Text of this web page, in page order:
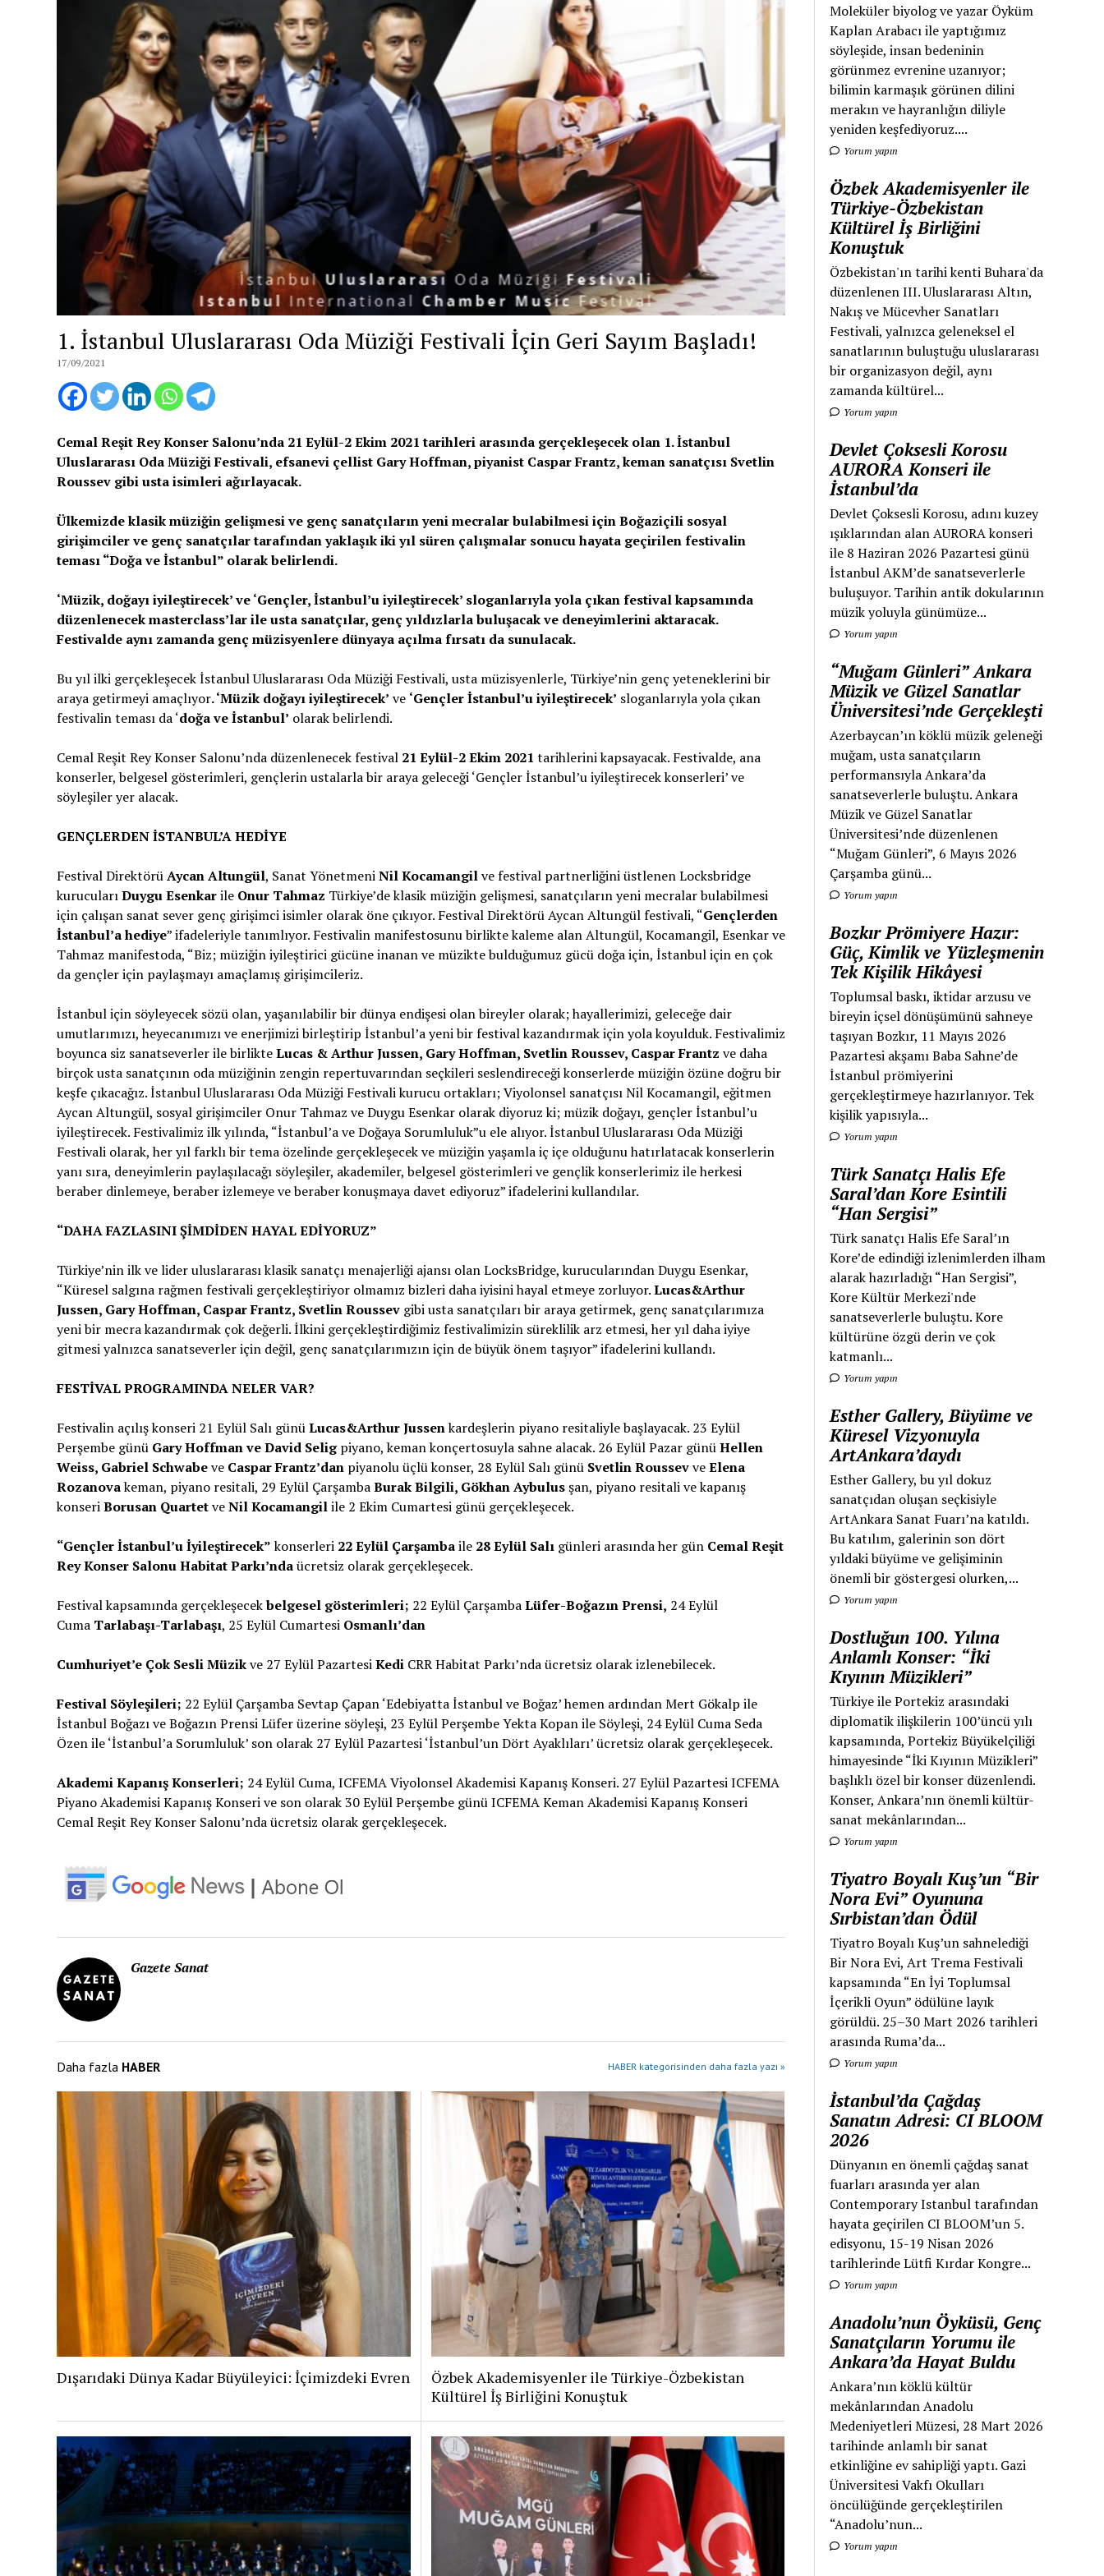
1. İstanbul Uluslararası Oda Müziği Festivali İçin Geri Sayım Başladı!
17/09/2021
Cemal Reşit Rey Konser Salonu’nda 21 Eylül-2 Ekim 2021 tarihleri arasında gerçekleşecek olan 1. İstanbul
Uluslararası Oda Müziği Festivali, efsanevi çellist Gary Hoffman, piyanist Caspar Frantz, keman sanatçısı Svetlin
Roussev gibi usta isimleri ağırlayacak.
Ülkemizde klasik müziğin gelişmesi ve genç sanatçıların yeni mecralar bulabilmesi için Boğaziçili sosyal
girişimciler ve genç sanatçılar tarafından yaklaşık iki yıl süren çalışmalar sonucu hayata geçirilen festivalin
teması “Doğa ve İstanbul” olarak belirlendi.
‘Müzik, doğayı iyileştirecek’ ve ‘Gençler, İstanbul’u iyileştirecek’ sloganlarıyla yola çıkan festival kapsamında
düzenlenecek masterclass’lar ile usta sanatçılar, genç yıldızlarla buluşacak ve deneyimlerini aktaracak.
Festivalde aynı zamanda genç müzisyenlere dünyaya açılma fırsatı da sunulacak.
Bu yıl ilki gerçekleşecek İstanbul Uluslararası Oda Müziği Festivali, usta müzisyenlerle, Türkiye’nin genç yeteneklerini bir
araya getirmeyi amaçlıyor. ‘Müzik doğayı iyileştirecek’ ve ‘Gençler İstanbul’u iyileştirecek’ sloganlarıyla yola çıkan
festivalin teması da ‘doğa ve İstanbul’ olarak belirlendi.
Cemal Reşit Rey Konser Salonu’nda düzenlenecek festival 21 Eylül-2 Ekim 2021 tarihlerini kapsayacak. Festivalde, ana
konserler, belgesel gösterimleri, gençlerin ustalarla bir araya geleceği ‘Gençler İstanbul’u iyileştirecek konserleri’ ve
söyleşiler yer alacak.
GENÇLERDEN İSTANBUL’A HEDİYE
Festival DirektörüAycan Altungül, Sanat YönetmeniNil Kocamangilve festival partnerliğini üstlenen Locksbridge
kurucularıDuygu Esenkarile Onur Tahmaz Türkiye’de klasik müziğin gelişmesi, sanatçıların yeni mecralar bulabilmesi
için çalışan sanat sever genç girişimci isimler olarak öne çıkıyor. Festival Direktörü Aycan Altungül festivali, “Gençlerden
İstanbul’a hediye” ifadeleriyle tanımlıyor. Festivalin manifestosunu birlikte kaleme alan Altungül, Kocamangil, Esenkar ve
Tahmaz manifestoda, “Biz; müziğin iyileştirici gücüne inanan ve müzikte bulduğumuz gücü doğa için, İstanbul için en çok
da gençler için paylaşmayı amaçlamış girişimcileriz.
İstanbul için söyleyecek sözü olan, yaşanılabilir bir dünya endişesi olan bireyler olarak; hayallerimizi, geleceğe dair
umutlarımızı, heyecanımızı ve enerjimizi birleştirip İstanbul’a yeni bir festival kazandırmak için yola koyulduk. Festivalimiz
boyunca siz sanatseverler ile birlikteLucas & Arthur Jussen, Gary Hoffman, Svetlin Roussev, Caspar Frantz ve daha
birçok usta sanatçının oda müziğinin zengin repertuvarından seçkileri seslendireceği konserlerde müziğin özüne doğru bir
keşfe çıkacağız. İstanbul Uluslararası Oda Müziği Festivali kurucu ortakları; Viyolonsel sanatçısı Nil Kocamangil, eğitmen
Aycan Altungül, sosyal girişimciler Onur Tahmaz ve Duygu Esenkar olarak diyoruz ki; müzik doğayı, gençler İstanbul’u
iyileştirecek. Festivalimiz ilk yılında, “İstanbul’a ve Doğaya Sorumluluk”u ele alıyor. İstanbul Uluslararası Oda Müziği
Festivali olarak, her yıl farklı bir tema özelinde gerçekleşecek ve müziğin yaşamla iç içe olduğunu hatırlatacak konserlerin
yanı sıra, deneyimlerin paylaşılacağı söyleşiler, akademiler, belgesel gösterimleri ve gençlik konserlerimiz ile herkesi
beraber dinlemeye, beraber izlemeye ve beraber konuşmaya davet ediyoruz” ifadelerini kullandılar.
“DAHA FAZLASINI ŞİMDİDEN HAYAL EDİYORUZ”
Türkiye’nin ilk ve lider uluslararası klasik sanatçı menajerliği ajansı olan LocksBridge, kurucularından Duygu Esenkar,
“Küresel salgına rağmen festivali gerçekleştiriyor olmamız bizleri daha iyisini hayal etmeye zorluyor.Lucas&Arthur
Jussen, Gary Hoffman, Caspar Frantz, Svetlin Roussevgibi usta sanatçıları bir araya getirmek, genç sanatçılarımıza
yeni bir mecra kazandırmak çok değerli. İlkini gerçekleştirdiğimiz festivalimizin süreklilik arz etmesi, her yıl daha iyiye
gitmesi yalnızca sanatseverler için değil, genç sanatçılarımızın için de büyük önem taşıyor” ifadelerini kullandı.
FESTİVAL PROGRAMINDA NELER VAR?
Festivalin açılış konseri 21 Eylül Salı günüLucas&Arthur Jussenkardeşlerin piyano resitaliyle başlayacak. 23 Eylül
Perşembe günü Gary Hoffman ve David Seligpiyano, keman konçertosuyla sahne alacak. 26 Eylül Pazar günüHellen
Weiss, Gabriel Schwabeve Caspar Frantz’danpiyanolu üçlü konser, 28 Eylül Salı günü Svetlin RoussevveElena
Rozanovakeman, piyano resitali, 29 Eylül ÇarşambaBurak Bilgili, Gökhan Aybulusşan, piyano resitali ve kapanış
konseriBorusan QuartetveNil Kocamangilile 2 Ekim Cumartesi günü gerçekleşecek.
“Gençler İstanbul’u İyileştirecek”konserleri 22 Eylül Çarşambaile 28 Eylül Salıgünleri arasında her gün Cemal Reşit
Rey Konser Salonu Habitat Parkı’ndaücretsiz olarak gerçekleşecek.
Festival kapsamında gerçekleşecekbelgesel gösterimleri; 22 Eylül ÇarşambaLüfer-Boğazın Prensi, 24 Eylül
Cuma Tarlabaşı-Tarlabaşı, 25 Eylül Cumartesi Osmanlı’dan
Cumhuriyet’e Çok Sesli Müzikve 27 Eylül PazartesiKediCRR Habitat Parkı’nda ücretsiz olarak izlenebilecek.
Festival Söyleşileri; 22 Eylül Çarşamba Sevtap Çapan ‘Edebiyatta İstanbul ve Boğaz’ hemen ardından Mert Gökalp ile
İstanbul Boğazı ve Boğazın Prensi Lüfer üzerine söyleşi, 23 Eylül Perşembe Yekta Kopan ile Söyleşi, 24 Eylül Cuma Seda
Özen ile ‘İstanbul’a Sorumluluk’ son olarak 27 Eylül Pazartesi ‘İstanbul’un Dört Ayaklıları’ ücretsiz olarak gerçekleşecek.
Akademi Kapanış Konserleri; 24 Eylül Cuma, ICFEMA Viyolonsel Akademisi Kapanış Konseri. 27 Eylül Pazartesi ICFEMA
Piyano Akademisi Kapanış Konseri ve son olarak 30 Eylül Perşembe günü ICFEMA Keman Akademisi Kapanış Konseri
Cemal Reşit Rey Konser Salonu’nda ücretsiz olarak gerçekleşecek.
Gazete Sanat
Daha fazla HABER HABER kategorisinden daha fazla yazı »
Dışarıdaki Dünya Kadar Büyüleyici: İçimizdeki Evren
Özbek Akademisyenler ile Türkiye-Özbekistan
Kültürel İş Birliğini Konuştuk
Moleküler biyolog ve yazar Öyküm
Kaplan Arabacı ile yaptığımız
söyleşide, insan bedeninin
görünmez evrenine uzanıyor;
bilimin karmaşık görünen dilini
merakın ve hayranlığın diliyle
yeniden keşfediyoruz....
Yorum yapın
Özbek Akademisyenler ile
Türkiye-Özbekistan
Kültürel İş Birliğini
Konuştuk
Özbekistan'ın tarihi kenti Buhara'da
düzenlenen III. Uluslararası Altın,
Nakış ve Mücevher Sanatları
Festivali, yalnızca geleneksel el
sanatlarının buluştuğu uluslararası
bir organizasyon değil, aynı
zamanda kültürel...
Yorum yapın
Devlet Çoksesli Korosu
AURORA Konseri ile
İstanbul’da
Devlet Çoksesli Korosu, adını kuzey
ışıklarından alan AURORA konseri
ile 8 Haziran 2026 Pazartesi günü
İstanbul AKM’de sanatseverlerle
buluşuyor. Tarihin antik dokularının
müzik yoluyla günümüze...
Yorum yapın
“Muğam Günleri” Ankara
Müzik ve Güzel Sanatlar
Üniversitesi’nde Gerçekleşti
Azerbaycan’ın köklü müzik geleneği
muğam, usta sanatçıların
performansıyla Ankara’da
sanatseverlerle buluştu. Ankara
Müzik ve Güzel Sanatlar
Üniversitesi’nde düzenlenen
“Muğam Günleri”, 6 Mayıs 2026
Çarşamba günü...
Yorum yapın
Bozkır Prömiyere Hazır:
Güç, Kimlik ve Yüzleşmenin
Tek Kişilik Hikâyesi
Toplumsal baskı, iktidar arzusu ve
bireyin içsel dönüşümünü sahneye
taşıyan Bozkır, 11 Mayıs 2026
Pazartesi akşamı Baba Sahne’de
İstanbul prömiyerini
gerçekleştirmeye hazırlanıyor. Tek
kişilik yapısıyla...
Yorum yapın
Türk Sanatçı Halis Efe
Saral’dan Kore Esintili
“Han Sergisi”
Türk sanatçı Halis Efe Saral’ın
Kore’de edindiği izlenimlerden ilham
alarak hazırladığı “Han Sergisi”,
Kore Kültür Merkezi'nde
sanatseverlerle buluştu. Kore
kültürüne özgü derin ve çok
katmanlı...
Yorum yapın
Esther Gallery, Büyüme ve
Küresel Vizyonuyla
ArtAnkara’daydı
Esther Gallery, bu yıl dokuz
sanatçıdan oluşan seçkisiyle
ArtAnkara Sanat Fuarı’na katıldı.
Bu katılım, galerinin son dört
yıldaki büyüme ve gelişiminin
önemli bir göstergesi olurken,...
Yorum yapın
Dostluğun 100. Yılına
Anlamlı Konser: “İki
Kıyının Müzikleri”
Türkiye ile Portekiz arasındaki
diplomatik ilişkilerin 100’üncü yılı
kapsamında, Portekiz Büyükelçiliği
himayesinde “İki Kıyının Müzikleri”
başlıklı özel bir konser düzenlendi.
Konser, Ankara’nın önemli kültür-
sanat mekânlarından...
Yorum yapın
Tiyatro Boyalı Kuş’un “Bir
Nora Evi” Oyununa
Sırbistan’dan Ödül
Tiyatro Boyalı Kuş’un sahnelediği
Bir Nora Evi, Art Trema Festivali
kapsamında “En İyi Toplumsal
İçerikli Oyun” ödülüne layık
görüldü. 25–30 Mart 2026 tarihleri
arasında Ruma’da...
Yorum yapın
İstanbul’da Çağdaş
Sanatın Adresi: CI BLOOM
2026
Dünyanın en önemli çağdaş sanat
fuarları arasında yer alan
Contemporary Istanbul tarafından
hayata geçirilen CI BLOOM’un 5.
edisyonu, 15-19 Nisan 2026
tarihlerinde Lütfi Kırdar Kongre...
Yorum yapın
Anadolu’nun Öyküsü, Genç
Sanatçıların Yorumu ile
Ankara’da Hayat Buldu
Ankara’nın köklü kültür
mekânlarından Anadolu
Medeniyetleri Müzesi, 28 Mart 2026
tarihinde anlamlı bir sanat
etkinliğine ev sahipliği yaptı. Gazi
Üniversitesi Vakfı Okulları
öncülüğünde gerçekleştirilen
“Anadolu’nun...
Yorum yapın